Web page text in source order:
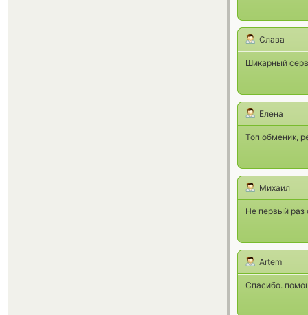
Слава
Шикарный
Елена
Топ обменик,
Михаил
Не первый раз
Artem
Спасибо.